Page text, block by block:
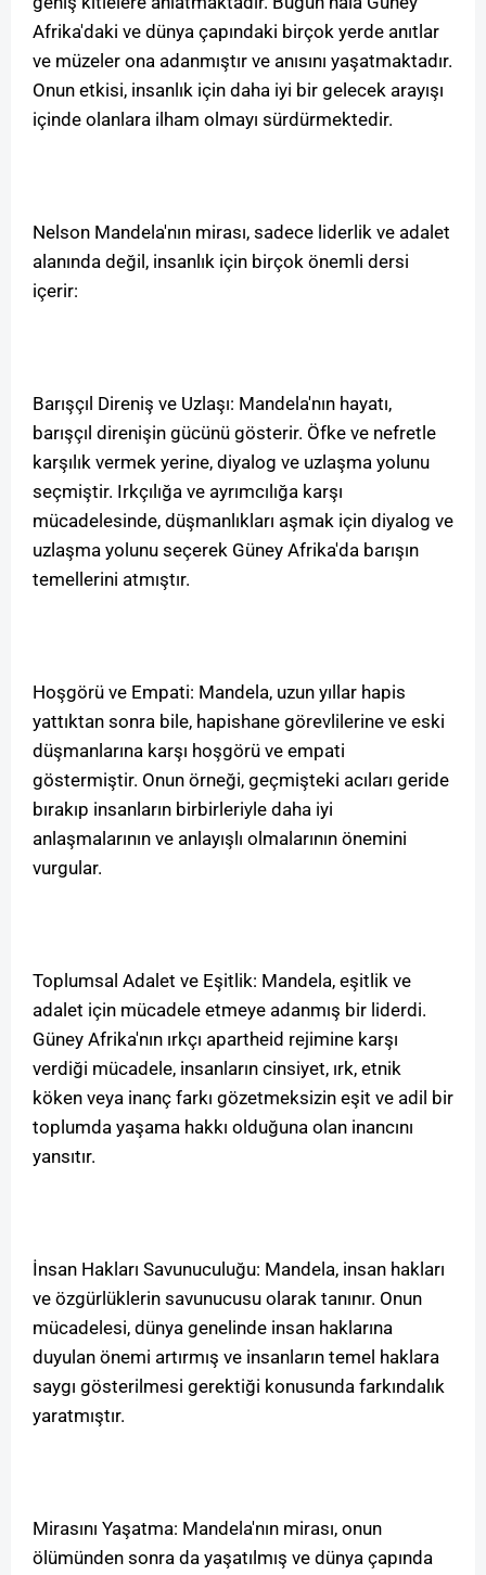
Afrika'daki ve dünya çapındaki birçok yerde anıtlar
ve müzeler ona adanmıştır ve anısını yaşatmaktadır.
Onun etkisi, insanlık için daha iyi bir gelecek arayışı
içinde olanlara ilham olmayı sürdürmektedir.
Nelson Mandela'nın mirası, sadece liderlik ve adalet
alanında değil, insanlık için birçok önemli dersi
içerir:
Barışçıl Direniş ve Uzlaşı: Mandela'nın hayatı,
barışçıl direnişin gücünü gösterir. Öfke ve nefretle
karşılık vermek yerine, diyalog ve uzlaşma yolunu
seçmiştir. Irkçılığa ve ayrımcılığa karşı
mücadelesinde, düşmanlıkları aşmak için diyalog ve
uzlaşma yolunu seçerek Güney Afrika'da barışın
temellerini atmıştır.
Hoşgörü ve Empati: Mandela, uzun yıllar hapis
yattıktan sonra bile, hapishane görevlilerine ve eski
düşmanlarına karşı hoşgörü ve empati
göstermiştir. Onun örneği, geçmişteki acıları geride
bırakıp insanların birbirleriyle daha iyi
anlaşmalarının ve anlayışlı olmalarının önemini
vurgular.
Toplumsal Adalet ve Eşitlik: Mandela, eşitlik ve
adalet için mücadele etmeye adanmış bir liderdi.
Güney Afrika'nın ırkçı apartheid rejimine karşı
verdiği mücadele, insanların cinsiyet, ırk, etnik
köken veya inanç farkı gözetmeksizin eşit ve adil bir
toplumda yaşama hakkı olduğuna olan inancını
yansıtır.
İnsan Hakları Savunuculuğu: Mandela, insan hakları
ve özgürlüklerin savunucusu olarak tanınır. Onun
mücadelesi, dünya genelinde insan haklarına
duyulan önemi artırmış ve insanların temel haklara
saygı gösterilmesi gerektiği konusunda farkındalık
yaratmıştır.
Mirasını Yaşatma: Mandela'nın mirası, onun
ölümünden sonra da yaşatılmış ve dünya çapında